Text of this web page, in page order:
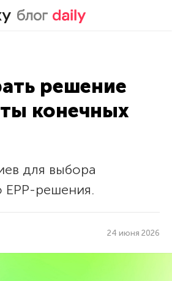
Блог Касперского
решение
конечных
для выбора
EPP-решения.
24 июня 2026